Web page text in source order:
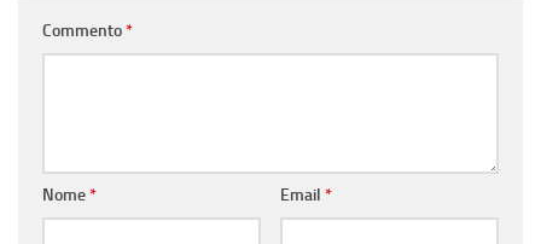
Commento*
Nome* Email *